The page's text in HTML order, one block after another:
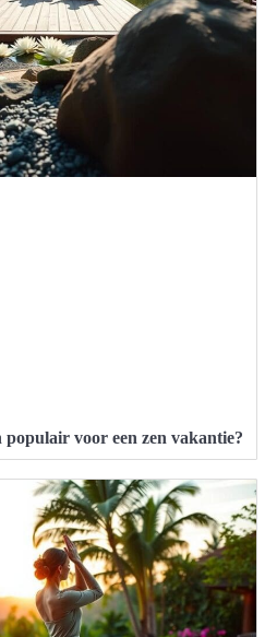
populair voor een zen vakantie?